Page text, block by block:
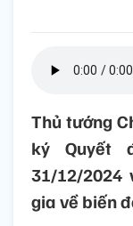
Thủ tướng
ký Quyết
31/12/2024
gia về biến